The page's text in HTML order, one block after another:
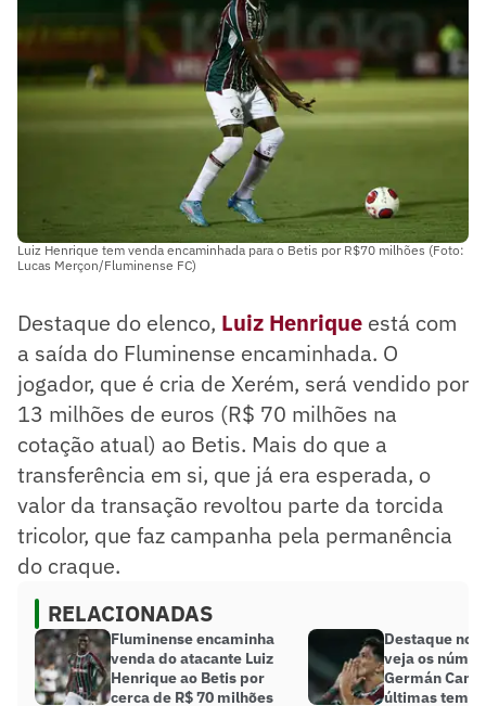
Luiz Henrique tem venda encaminhada para o Betis por R$70 milhões (Foto:
Lucas Merçon/Fluminense FC)
Destaque do elenco, Luiz Henrique está com
a saída do Fluminense encaminhada. O
jogador, que é cria de Xerém, será vendido por
13 milhões de euros (R$ 70 milhões na
cotação atual) ao Betis. Mais do que a
transferência em si, que já era esperada, o
valor da transação revoltou parte da torcida
tricolor, que faz campanha pela permanência
do craque.
RELACIONADAS
Fluminense encaminha
venda do atacante Luiz
Henrique ao Betis por
cerca de R$ 70 milhões
Destaque no
veja os
Germán Cano
últimas